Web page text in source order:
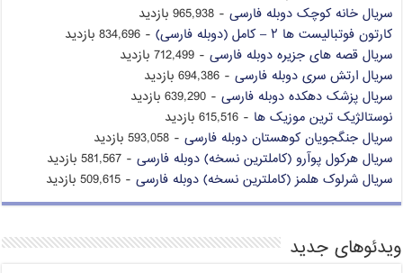
سریال خانه کوچک دوبله فارسی - 965,938 بازدید
کارتون فوتبالیست ها ۲ – کامل (دوبله فارسی)
- 834,696 بازدید
سریال قصه های جزیره دوبله فارسی - 712,499 بازدید
سریال ارتش سری دوبله فارسی - 694,386 بازدید
سریال پزشک دهکده دوبله فارسی - 639,290 بازدید
نوستالژیک ترین موزیک ها - 615,516 بازدید
سریال جنگجویان کوهستان دوبله فارسی - 593,058 بازدید
سریال هرکول پوآرو (کاملترین نسخه) دوبله فارسی - 581,567 بازدید
سریال شرلوک هلمز (کاملترین نسخه) دوبله فارسی - 509,615 بازدید
ویدئوهای جدید